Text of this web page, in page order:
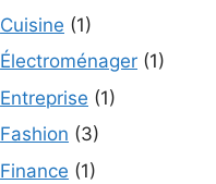
Cuisine (1)
Électroménager (1)
Entreprise (1)
Fashion (3)
Finance (1)